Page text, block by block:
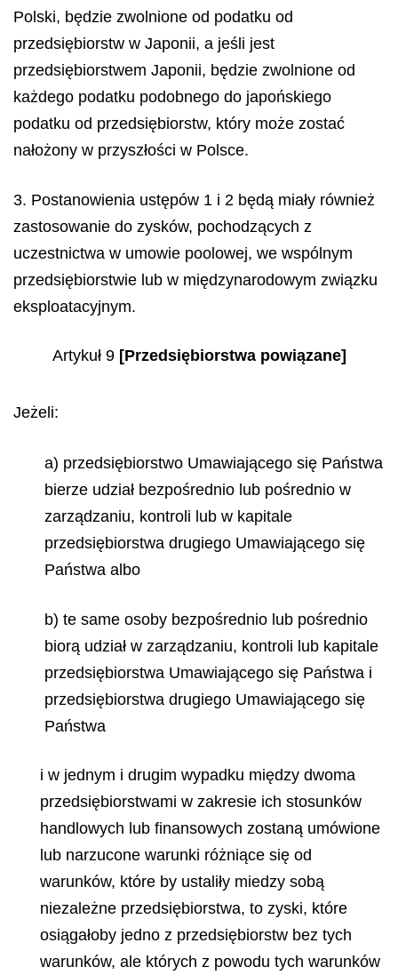
Polski, będzie zwolnione od podatku od
przedsiębiorstw w Japonii, a jeśli jest
przedsiębiorstwem Japonii, będzie zwolnione od
każdego podatku podobnego do japońskiego
podatku od przedsiębiorstw, który może zostać
nałożony w przyszłości w Polsce.
3. Postanowienia ustępów 1 i 2 będą miały również
zastosowanie do zysków, pochodzących z
uczestnictwa w umowie poolowej, we wspólnym
przedsiębiorstwie lub w międzynarodowym związku
eksploatacyjnym.
Artykuł 9 [Przedsiębiorstwa powiązane]
Jeżeli:
a) przedsiębiorstwo Umawiającego się Państwa
bierze udział bezpośrednio lub pośrednio w
zarządzaniu, kontroli lub w kapitale
przedsiębiorstwa drugiego Umawiającego się
Państwa albo
b) te same osoby bezpośrednio lub pośrednio
biorą udział w zarządzaniu, kontroli lub kapitale
przedsiębiorstwa Umawiającego się Państwa i
przedsiębiorstwa drugiego Umawiającego się
Państwa
i w jednym i drugim wypadku między dwoma
przedsiębiorstwami w zakresie ich stosunków
handlowych lub finansowych zostaną umówione
lub narzucone warunki różniące się od
warunków, które by ustaliły miedzy sobą
niezależne przedsiębiorstwa, to zyski, które
osiągałoby jedno z przedsiębiorstw bez tych
warunków, ale których z powodu tych warunków